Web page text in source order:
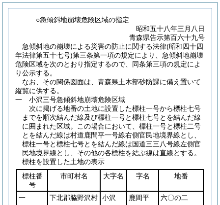
○急傾斜地崩壊危険区域の指定
昭和五十八年三月八日
青森県告示第百六十九号
急傾斜地の崩壊による災害の防止に関する法律(昭和四十四
年法律第五十七号)第三条第一項の規定により、急傾斜地崩壊
危険区域を次のとおり指定するので、同条第三項の規定によ
り公示する。
なお、その関係図面は、青森県土木部砂防課に備え置いて
縦覧に供する。
一 小沢三号急傾斜地崩壊危険区域
次に掲げる地番の土地に設置した標柱一号から標柱七号
までを順次結んだ線及び標柱一号と標柱七号とを結んだ線
に囲まれた区域。この場合において、標柱一号と標柱二号
とを結んだ線は村道鹿間平一号線右側官民地境界線とし、
標柱一号と標柱七号とを結んだ線は国道三三八号線左側官
民地境界線とし、その他の各標柱を結ぶ線は直線とする。
標柱を設置した土地の表示
標柱番
号
市町村名 大字名 字名 地番
一 下北郡脇野沢村 小沢 鹿間平
六〇の二